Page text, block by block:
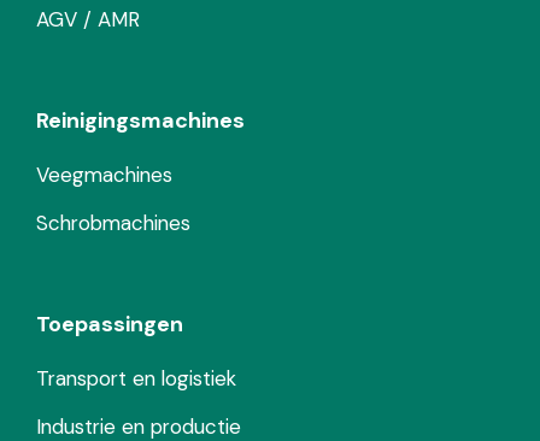
AGV / AMR
Reinigingsmachines
Veegmachines
Schrobmachines
Toepassingen
Transport en logistiek
Industrie en productie